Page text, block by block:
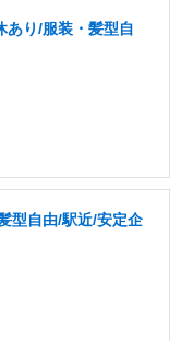
あり/服装・髪型自
型自由/駅近/安定企